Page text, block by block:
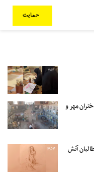
حمایت
مهر و
آتش